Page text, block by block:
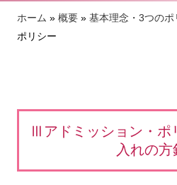
ホーム » 概要» 基本理念・3つのポ
ポリシー
Ⅲアドミッション・ポ
入れの方